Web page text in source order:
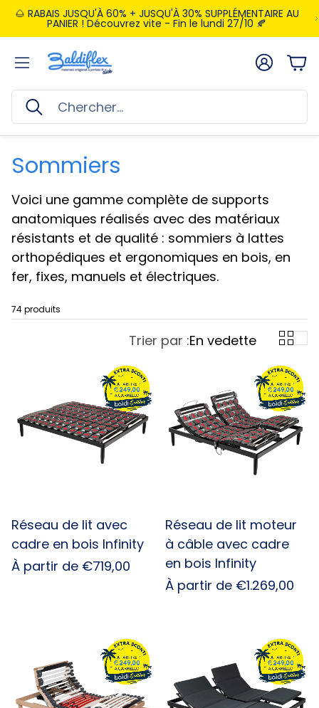
🌰 RABAIS JUSQU'À 60% + JUSQU'À 30% SUPPLÉMENTAIRE AU
PANIER ! Découvrez vite - Fin le lundi 27/10 🍂
Rechercher
Compte
Sommiers
Voici une gamme complète de supports
anatomiques réalisés avec des matériaux
résistants et de qualité : sommiers à lattes
orthopédiques et ergonomiques en bois, en
fer, fixes, manuels et électriques.
74 produits
Trier par :En vedette
Réseau de lit avec
cadre en bois Infinity
Prix
À partir de €719,00
Réseau de lit moteur
à câble avec cadre
en bois Infinity
Prix
À partir de €1.269,00